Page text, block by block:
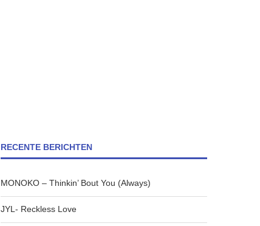
RECENTE BERICHTEN
MONOKO – Thinkin’ Bout You (Always)
JYL- Reckless Love